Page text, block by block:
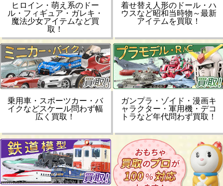
ヒロイン・萌え系のドー
ル・フィギュア・ガレキ・
魔法少女アイテムなど買
取！
着せ替え人形のドール・ハ
ウスなど昭和当時物～最新
アイテムを買取！
乗用車・スポーツカー・バ
イクなどスケール問わず幅
広く買取！
ガンプラ・ゾイド・漫画キ
ャラクター・軍用機・デコ
トラなど年代問わず買取！